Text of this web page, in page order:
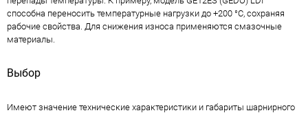
способна переносить температурные нагрузки до +200 °С, сохраняя
рабочие свойства. Для снижения износа применяются смазочные
материалы.
Выбор
Имеют значение технические характеристики и габариты шарнирного